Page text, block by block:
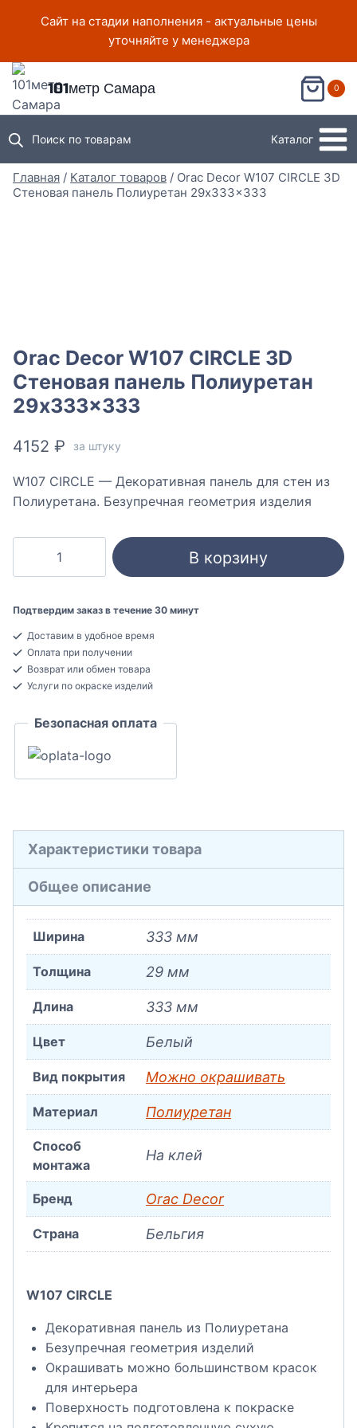
Сайт на стадии наполнения - актуальные цены
уточняйте у менеджера
101метр Самара 0
Поиск по товарам Каталог
Главная / Каталог товаров / Orac Decor W107 CIRCLE 3D
Стеновая панель Полиуретан 29x333x333
Orac Decor W107 CIRCLE 3D
Стеновая панель Полиуретан
29x333x333
4152 ₽ за штуку
W107 CIRCLE — Декоративная панель для стен из
Полиуретана. Безупречная геометрия изделия
Decor
CIRCLE
3D
Стеновая
Полиуретан
29x333x333
В корзину
Подтвердим заказ в течение 30 минут
Доставим в удобное время
Оплата при получении
Возврат или обмен товара
Услуги по окраске изделий
Безопасная оплата
Характеристики товара
Общее описание
Ширина 333 мм
Толщина 29 мм
Длина 333 мм
Цвет Белый
Вид покрытия Можно окрашивать
Материал Полиуретан
Способ
монтажа
На клей
Бренд Orac Decor
Страна Бельгия
W107 CIRCLE
Декоративная панель из Полиуретана
Безупречная геометрия изделий
Окрашивать можно большинством красок
для интерьера
Поверхность подготовлена к покраске